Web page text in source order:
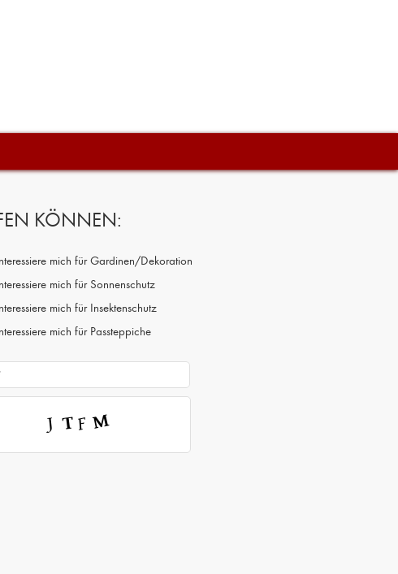
KÖNNEN:
mich für Gardinen/Dekoration
mich für Sonnenschutz
mich für Insektenschutz
mich für Passteppiche